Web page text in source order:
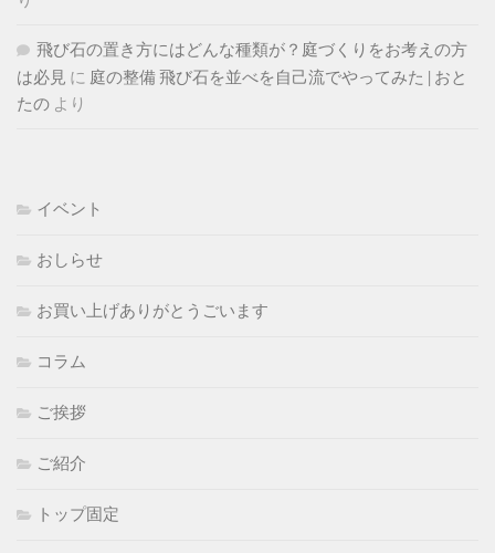
飛び石の置き方にはどんな種類が？庭づくりをお考えの方
は必見 に 庭の整備 飛び石を並べを自己流でやってみた | おと
たの より
イベント
おしらせ
お買い上げありがとうごいます
コラム
ご挨拶
ご紹介
トップ固定